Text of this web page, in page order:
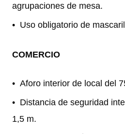
agrupaciones de mesa.
Uso obligatorio de
COMERCIO
Aforo interior de local del
Distancia de seguridad
1,5 m.